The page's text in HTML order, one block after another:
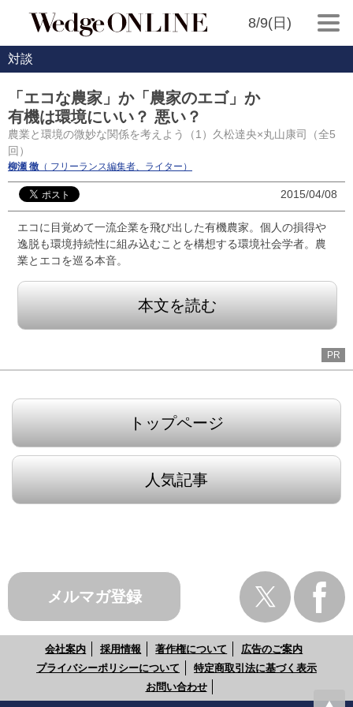
8/9(日)
対談
「エコな農家」か「農家のエゴ」か
有機は環境にいい？ 悪い？
農業と環境の微妙な関係を考えよう（1）久松達央×丸山康司（全5
回）
柳瀬 徹 （ フリーランス編集者、ライター）
2015/04/08
エコに目覚めて一流企業を飛び出した有機農家。個人の損得や
逸脱も環境持続性に組み込むことを構想する環境社会学者。農
業とエコを巡る本音。
本文を読む
PR
トップページ
人気記事
メルマガ登録
会社案内 採用情報 著作権について
広告のご案内
プライバシーポリシーについて
特定商取引法に基づく表示
お問い合わせ